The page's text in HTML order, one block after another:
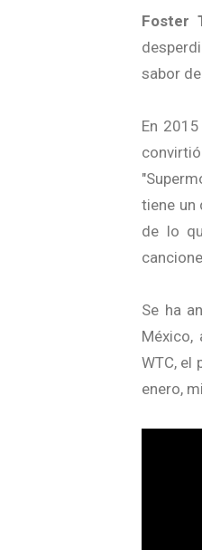
Foster
sabor
En
tiene un
de lo
Se ha
WTC, el
enero,